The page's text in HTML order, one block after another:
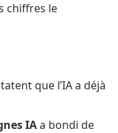
chiffres le
que l’IA a déjà
IAa bondi de